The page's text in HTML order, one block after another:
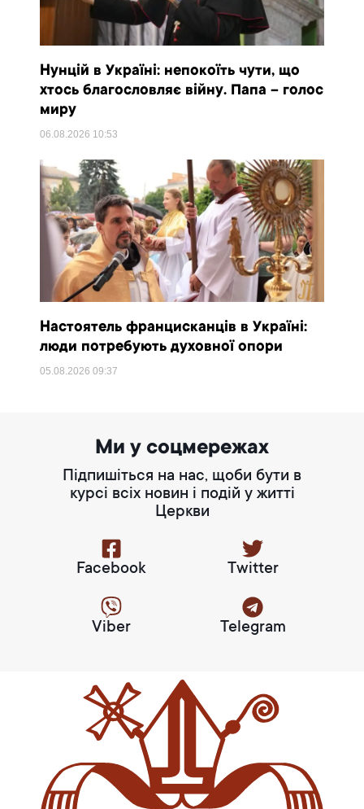
Нунцій в Україні: непокоїть чути, що
хтось благословляє війну. Папа – голос
миру
06.08.2026 10:53
Настоятель францисканців в Україні:
люди потребують духовної опори
05.08.202609:37
Ми у соцмережах
Підпишіться на нас, щоби бути в
курсі всіх новин і подій у житті
Церкви
Facebook Twitter
Viber Telegram